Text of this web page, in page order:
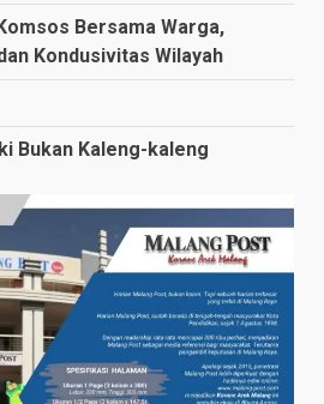
Bersama Warga,
Kondusivitas Wilayah
Bukan Kaleng-kaleng